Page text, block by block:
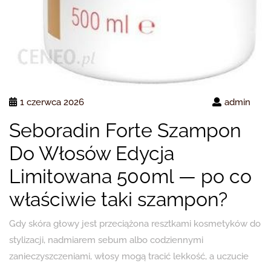
1 czerwca 2026 admin
Seboradin Forte Szampon
Do Włosów Edycja
Limitowana 500ml — po co
właściwie taki szampon?
Gdy skóra głowy jest przeciążona resztkami kosmetyków do
stylizacji, nadmiarem sebum albo codziennymi
zanieczyszczeniami, włosy mogą tracić lekkość, a uczucie